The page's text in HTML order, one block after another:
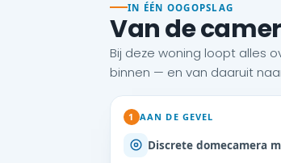
IN ÉÉN OOGOPSLAG
Van de
Bij deze woning loopt alles
binnen — en van daaruit
1 AAN DE GEVEL
Discrete domecamera